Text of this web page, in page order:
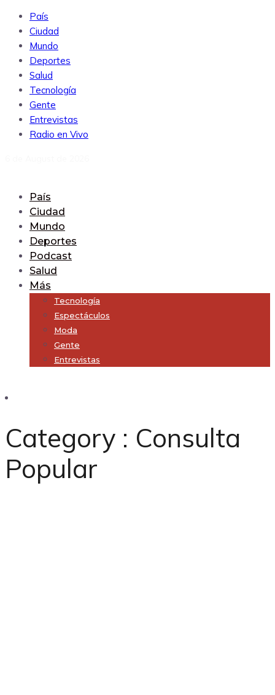
País
Ciudad
Mundo
Deportes
Salud
Tecnología
Gente
Entrevistas
Radio en Vivo
País
Ciudad
Mundo
Deportes
Podcast
Salud
Más
Tecnología
Espectáculos
Moda
Gente
Entrevistas
Category : Consulta
Popular